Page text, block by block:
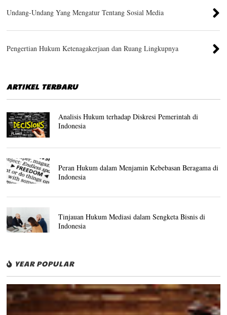
Undang-Undang Yang Mengatur Tentang Sosial Media
Pengertian Hukum Ketenagakerjaan dan Ruang Lingkupnya
ARTIKEL TERBARU
Analisis Hukum terhadap Diskresi Pemerintah di
Indonesia
Peran Hukum dalam Menjamin Kebebasan Beragama di
Indonesia
Tinjauan Hukum Mediasi dalam Sengketa Bisnis di
Indonesia
YEAR POPULAR